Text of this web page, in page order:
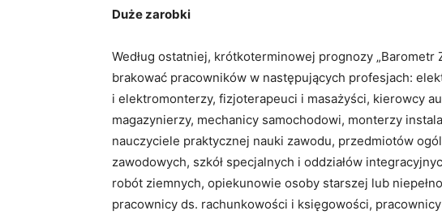
Duże zarobki
Według ostatniej, krótkoterminowej prognozy „Barometr
brakować pracowników w następujących profesjach:
i elektromonterzy, fizjoterapeuci i masażyści, kierowcy
magazynierzy, mechanicy samochodowi, monterzy
nauczyciele praktycznej nauki zawodu, przedmiotów
zawodowych, szkół specjalnych i oddziałów
robót ziemnych, opiekunowie osoby starszej lub
pracownicy ds. rachunkowości i księgowości,